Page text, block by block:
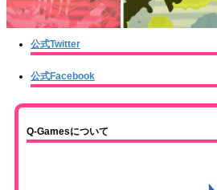
公式Twitter
公式Facebook
Q-Gamesについて